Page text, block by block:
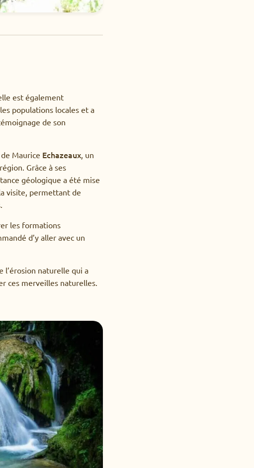
est également
populations locales et a
de son
Maurice Echazeaux , un
Grâce à ses
géologique a été mise
visite, permettant de
les formations
d’y aller avec un
l’érosion naturelle qui a
ces merveilles naturelles.